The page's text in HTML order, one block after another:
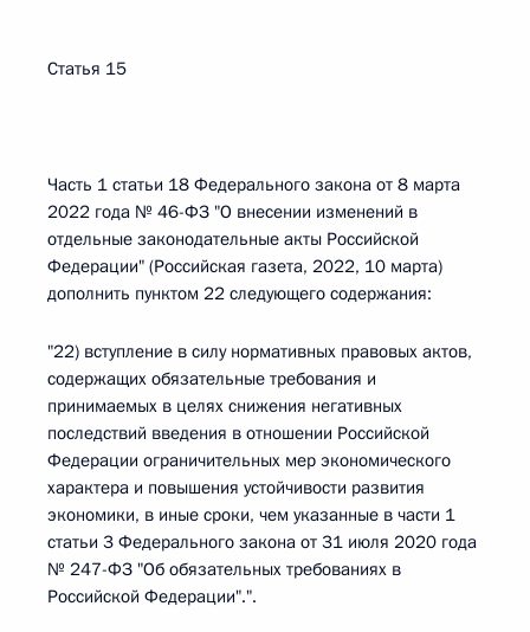
Статья 15
Часть 1 статьи 18 Федерального закона от 8 марта
2022 года № 46-ФЗ "О внесении изменений в
отдельные законодательные акты Российской
Федерации" (Российская газета, 2022, 10 марта)
дополнить пунктом 22 следующего содержания:
"22) вступление в силу нормативных правовых актов,
содержащих обязательные требования и
принимаемых в целях снижения негативных
последствий введения в отношении Российской
Федерации ограничительных мер экономического
характера и повышения устойчивости развития
экономики, в иные сроки, чем указанные в части 1
статьи 3 Федерального закона от 31 июля 2020 года
№ 247-ФЗ "Об обязательных требованиях в
Российской Федерации".".